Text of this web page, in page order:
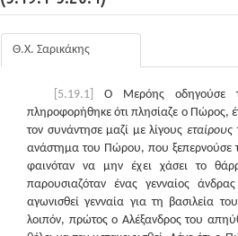
Θ.Χ. Σαρικάκης
[5.19.1]
Ο Μερόης οδηγούσε
πληροφορήθηκε ότι πλησίαζε ο Πώρος,
τον συνάντησε μαζί με λίγουςεταίρους
ανάστημα του Πώρου, που ξεπερνούσε
φαινόταν να μην έχει χάσει το
παρουσιαζόταν ένας γενναίος
αγωνισθεί γενναία για τη βασιλεία
λοιπόν, πρώτος ο Αλέξανδρος του